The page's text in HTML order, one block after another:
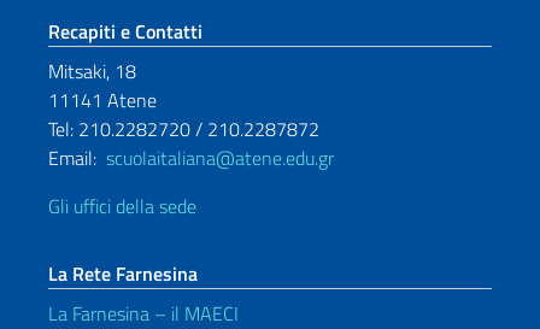
Sezione footer
Recapiti e Contatti
Mitsaki, 18
11141 Atene
Tel: 210.2282720 / 210.2287872
Email: scuolaitaliana@atene.edu.gr
Gli uffici della sede
La Rete Farnesina
La Farnesina – il MAECI